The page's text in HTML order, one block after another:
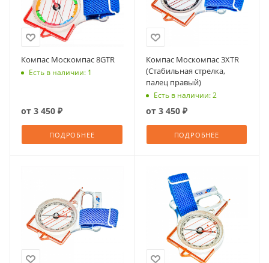
Компас Москомпас 8GTR
Есть в наличии: 1
от 3 450 ₽
ПОДРОБНЕЕ
Компас Москомпас 3XTR
(Стабильная стрелка,
палец правый)
Есть в наличии: 2
от 3 450 ₽
ПОДРОБНЕЕ